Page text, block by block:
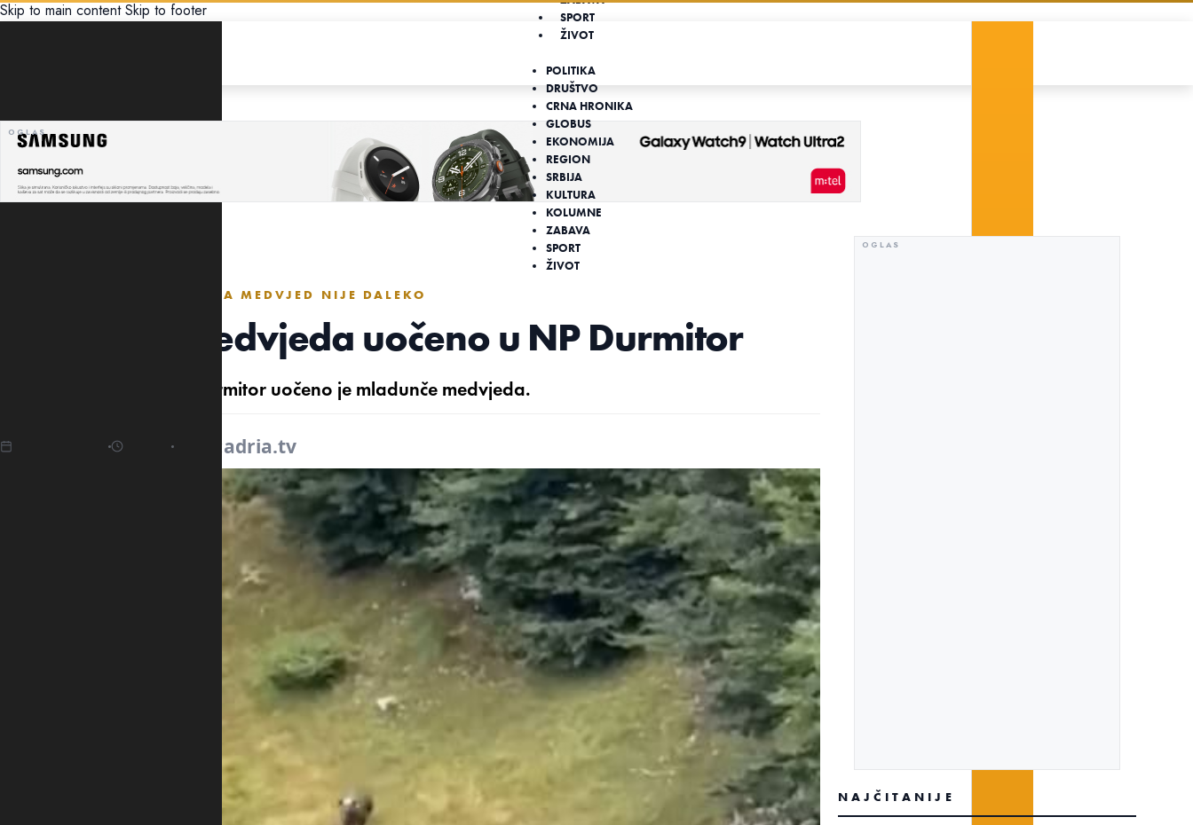
Skip to main content Skip to footer
SPORT
ŽIVOT
POLITIKA
DRUŠTVO
CRNA HRONIKA
GLOBUS
EKONOMIJA
REGION
SRBIJA
KULTURA
KOLUMNE
ZABAVA
SPORT
ŽIVOT
POTREBAN OPREZ JER MAMA MEDVJED NIJE DALEKO
Mladunče medvjeda uočeno u NP Durmitor
U Nacionalnom parku Durmitor uočeno je mladunče medvjeda.
adria.tv
NAJČITANIJE